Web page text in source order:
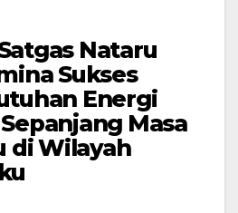
Nataru
Sukses
Energi
Masa
di Wilayah